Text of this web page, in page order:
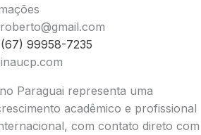
99958-7235
Paraguai representa uma
acadêmico e profissional
com contato direto com